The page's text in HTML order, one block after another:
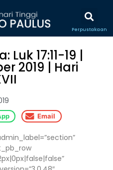
Perpustakaan
17:11-19 |
2019 | Hari
Email